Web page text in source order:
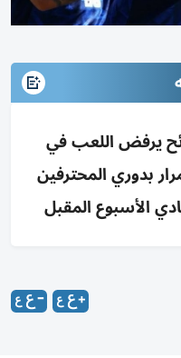
يرفض اللعب في
بدوري المحترفين
الأسبوع المقبل